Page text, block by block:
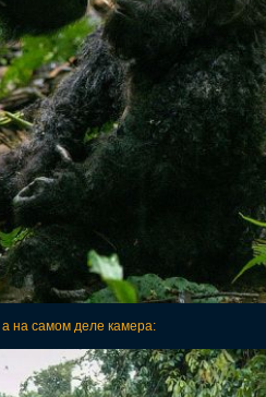
на самом деле камера: